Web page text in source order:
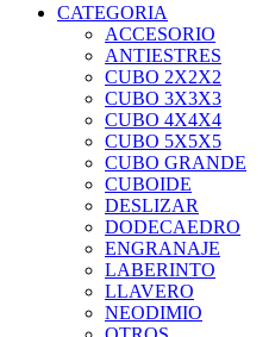
CATEGORIA
ACCESORIO
ANTIESTRES
CUBO 2X2X2
CUBO 3X3X3
CUBO 4X4X4
CUBO 5X5X5
CUBO GRANDE
CUBOIDE
DESLIZAR
DODECAEDRO
ENGRANAJE
LABERINTO
LLAVERO
NEODIMIO